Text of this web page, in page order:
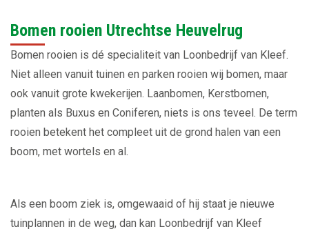
Bomen rooien Utrechtse Heuvelrug
Bomen rooien is dé specialiteit van Loonbedrijf van Kleef.
Niet alleen vanuit tuinen en parken rooien wij bomen, maar
ook vanuit grote kwekerijen. Laanbomen, Kerstbomen,
planten als Buxus en Coniferen, niets is ons teveel. De term
rooien betekent het compleet uit de grond halen van een
boom, met wortels en al.
Als een boom ziek is, omgewaaid of hij staat je nieuwe
tuinplannen in de weg, dan kan Loonbedrijf van Kleef